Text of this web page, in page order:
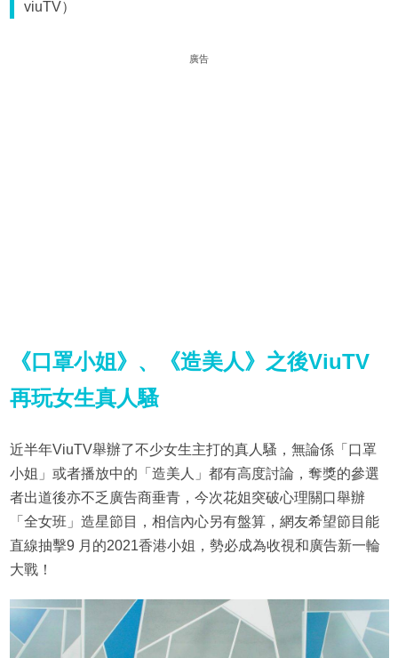
viuTV）
廣告
《口罩小姐》、《造美人》之後ViuTV
再玩女生真人騷
近半年ViuTV舉辦了不少女生主打的真人騷，無論係「口罩
小姐」或者播放中的「造美人」都有高度討論，奪獎的參選
者出道後亦不乏廣告商垂青，今次花姐突破心理關口舉辦
「全女班」造星節目，相信內心另有盤算，網友希望節目能
直線抽擊9 月的2021香港小姐，勢必成為收視和廣告新一輪
大戰！